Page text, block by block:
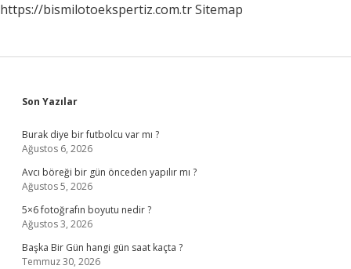
https://bismilotoekspertiz.com.trSitemap
Sidebar
Son Yazılar
Burak diye bir futbolcu var mı ?
Ağustos 6, 2026
Avcı böreği bir gün önceden yapılır mı ?
Ağustos 5, 2026
5×6 fotoğrafın boyutu nedir ?
Ağustos 3, 2026
Başka Bir Gün hangi gün saat kaçta ?
Temmuz 30, 2026